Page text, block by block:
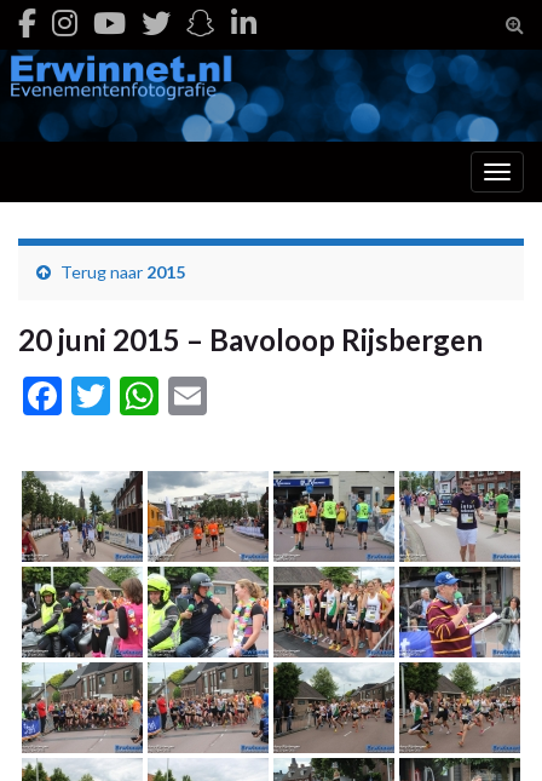
Terug naar 2015
20 juni 2015 – Bavoloop Rijsbergen
Facebook
TwitterWhatsApp